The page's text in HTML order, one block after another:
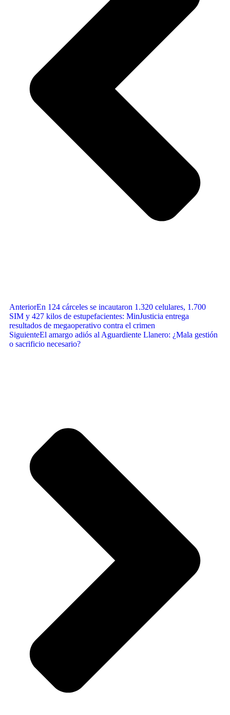
AnteriorEn 124 cárceles se incautaron 1.320 celulares, 1.700
SIM y 427 kilos de estupefacientes: MinJusticia entrega
resultados de megaoperativo contra el crimen
SiguienteEl amargo adiós al Aguardiente Llanero: ¿Mala gestión
o sacrificio necesario?